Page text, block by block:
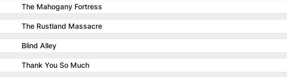
The Mahogany Fortress
The Rustland Massacre
Blind Alley
Thank You So Much